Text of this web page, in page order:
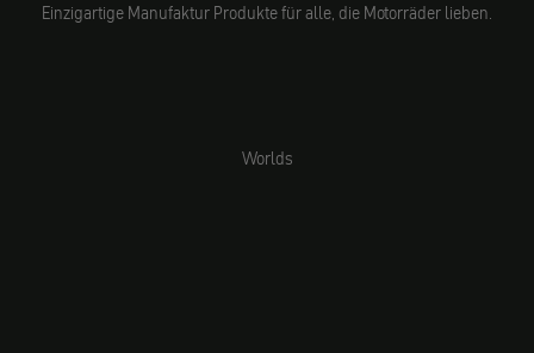
Einzigartige Manufaktur Produkte für alle, die Motorräder lieben.
Worlds